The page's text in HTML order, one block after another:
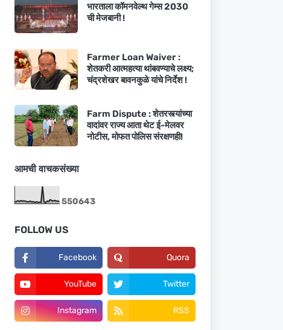
भारताला कॉमनवेल्थ गेम्स 2030
ची मेजबानी !
Farmer Loan Waiver :
शेतकरी आत्महत्या थांबवण्याचे लक्ष्य;
चंद्रशेखर बावनकुळे यांचे निर्देश !
Farm Dispute : शेतरस्त्यांच्या
वादांवर राज्य आता थेट ई-मेलवर
नोटीस, मोफत पोलिस संरक्षणही!
आमची वाचकसंख्या
550643
FOLLOW US
Facebook Quora
YouTube Twitter
Instagram RSS